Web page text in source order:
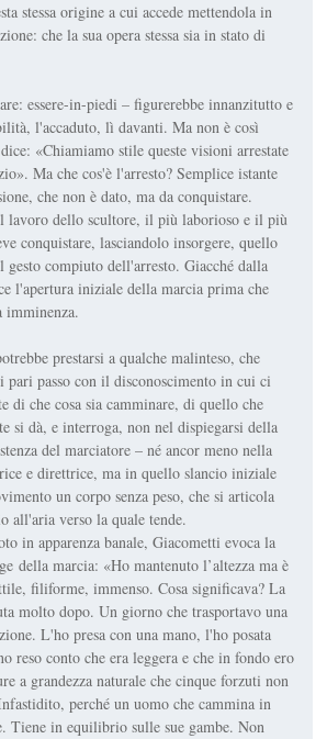
stessa origine a cui accede mettendola in
che la sua opera stessa sia in stato di
essere-in-piedi – figurerebbe innanzitutto e
l'accaduto, lì davanti. Ma non è così
«Chiamiamo stile queste visioni arrestate
Ma che cos'è l'arresto? Semplice istante
che non è dato, ma da conquistare.
lavoro dello scultore, il più laborioso e il più
conquistare, lasciandolo insorgere, quello
gesto compiuto dell'arresto. Giacché dalla
l'apertura iniziale della marcia prima che
imminenza.
prestarsi a qualche malinteso, che
pari passo con il disconoscimento in cui ci
di che cosa sia camminare, di quello che
si dà, e interroga, non nel dispiegarsi della
del marciatore – né ancor meno nella
e direttrice, ma in quello slancio iniziale
un corpo senza peso, che si articola
all'aria verso la quale tende.
in apparenza banale, Giacometti evoca la
della marcia: «Ho mantenuto l’altezza ma è
filiforme, immenso. Cosa significava? La
molto dopo. Un giorno che trasportavo una
L'ho presa con una mano, l'ho posata
reso conto che era leggera e che in fondo ero
a grandezza naturale che cinque forzuti non
perché un uomo che cammina in
Tiene in equilibrio sulle sue gambe. Non